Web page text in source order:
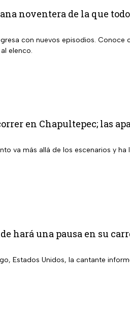
noventera de la que
con nuevos episodios.
elenco.
en Chapultepec; las
va más allá de los escenarios y
hará una pausa en su
Estados Unidos, la cantante